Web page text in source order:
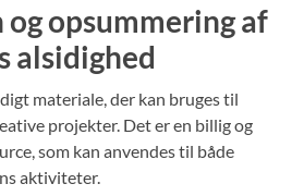
opsummering af
alsidighed
materiale, der kan bruges til
projekter. Det er en billig og
som kan anvendes til både
aktiviteter.